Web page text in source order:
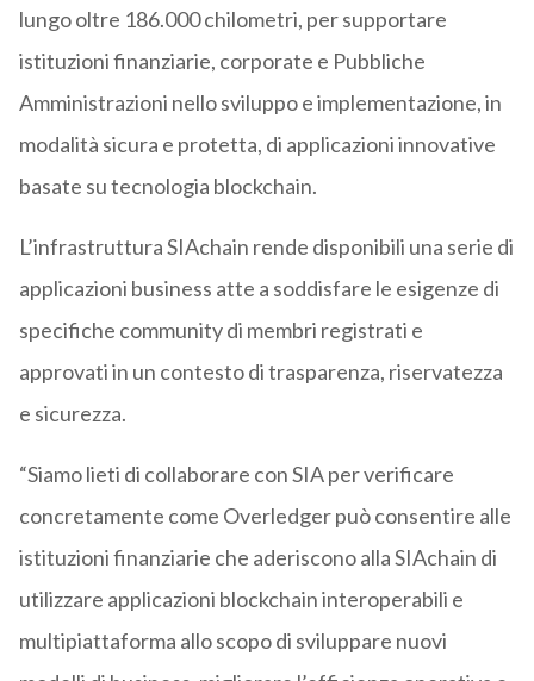
lungo oltre 186.000 chilometri, per supportare
istituzioni finanziarie, corporate e Pubbliche
Amministrazioni nello sviluppo e implementazione, in
modalità sicura e protetta, di applicazioni innovative
basate su tecnologia blockchain.
L’infrastruttura SIAchain rende disponibili una serie di
applicazioni business atte a soddisfare le esigenze di
specifiche community di membri registrati e
approvati in un contesto di trasparenza, riservatezza
e sicurezza.
“Siamo lieti di collaborare con SIA per verificare
concretamente come Overledger può consentire alle
istituzioni finanziarie che aderiscono alla SIAchain di
utilizzare applicazioni blockchain interoperabili e
multipiattaforma allo scopo di sviluppare nuovi